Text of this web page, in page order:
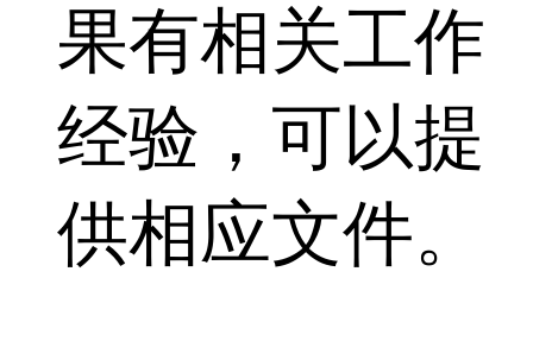
果有相关工作
经验，可以提
供相应文件。